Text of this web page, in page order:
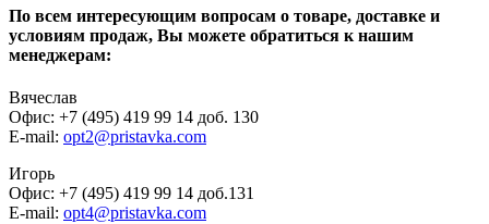
По всем интересующим вопросам о товаре, доставке и
условиям продаж, Вы можете обратиться к нашим
менеджерам:
Вячеслав
Офис: +7 (495) 419 99 14 доб. 130
E-mail: opt2@pristavka.com
Игорь
Офис: +7 (495) 419 99 14 доб.131
E-mail: opt4@pristavka.com